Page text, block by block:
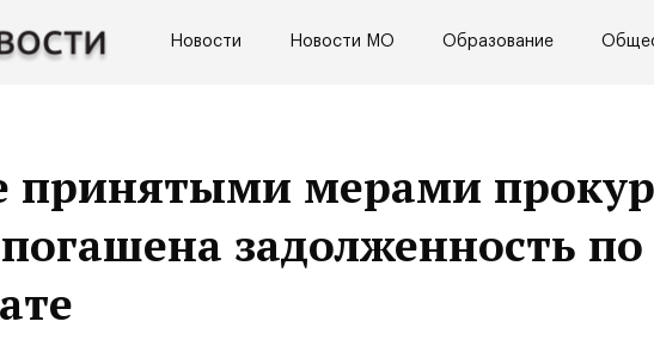
Новости Новости МО Образование
принятыми мерами
задолженность по